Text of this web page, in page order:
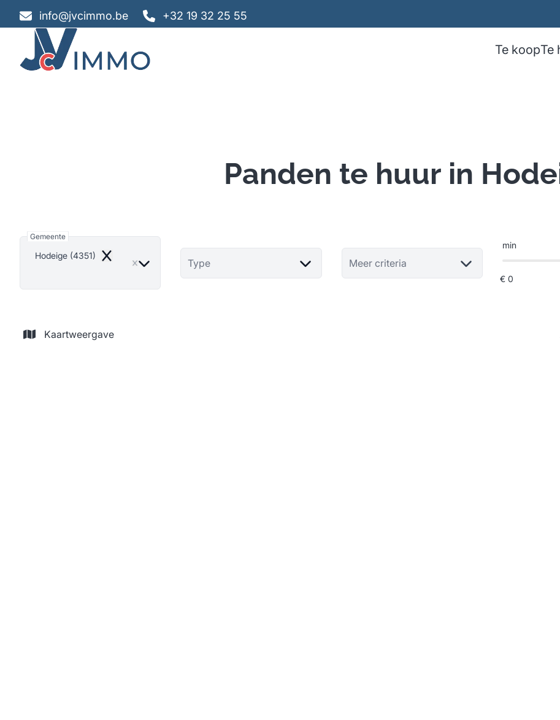
info@jvcimmo.be +32 19 32 25 55
Te koopTe
Panden te huur in
Gemeente
Hodeige (4351)
Remove Type Meer criteria
min
Kaartweergave